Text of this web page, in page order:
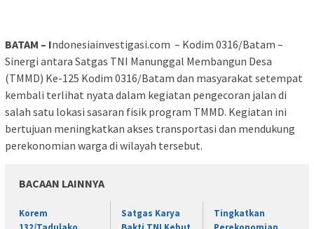
BATAM – Indonesiainvestigasi.com – Kodim 0316/Batam –
Sinergi antara Satgas TNI Manunggal Membangun Desa
(TMMD) Ke-125 Kodim 0316/Batam dan masyarakat setempat
kembali terlihat nyata dalam kegiatan pengecoran jalan di
salah satu lokasi sasaran fisik program TMMD. Kegiatan ini
bertujuan meningkatkan akses transportasi dan mendukung
perekonomian warga di wilayah tersebut.
BACAAN LAINNYA
Korem
Satgas Karya
Tingkatkan